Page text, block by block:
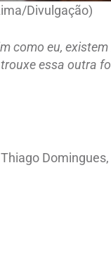
Divulgação)
como eu,
essa outra
Domingues,